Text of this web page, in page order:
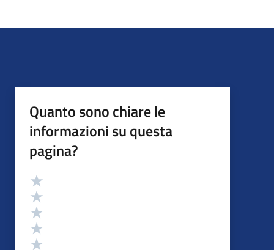
Quanto sono chiare le
informazioni su questa
pagina?
Valutazione